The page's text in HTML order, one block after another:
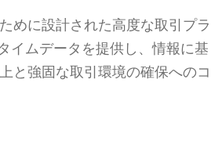
めに設計された高度な取引プラ
イムデータを提供し、情報に基
と強固な取引環境の確保へのコ